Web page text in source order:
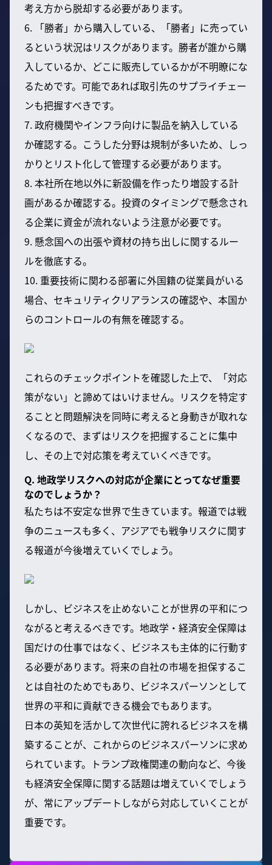
考え方から脱却する必要があります。
6. 「勝者」から購入している、「勝者」に売ってい
るという状況はリスクがあります。勝者が誰から購
入しているか、どこに販売しているかが不明瞭にな
るためです。可能であれば取引先のサプライチェー
ンも把握すべきです。
7. 政府機関やインフラ向けに製品を納入している
か確認する。こうした分野は規制が多いため、しっ
かりとリスト化して管理する必要があります。
8. 本社所在地以外に新設備を作ったり増設する計
画があるか確認する。投資のタイミングで懸念され
る企業に資金が流れないよう注意が必要です。
9. 懸念国への出張や資材の持ち出しに関するルー
ルを徹底する。
10. 重要技術に関わる部署に外国籍の従業員がいる
場合、セキュリティクリアランスの確認や、本国か
らのコントロールの有無を確認する。
これらのチェックポイントを確認した上で、「対応
策がない」と諦めてはいけません。リスクを特定す
ることと問題解決を同時に考えると身動きが取れな
くなるので、まずはリスクを把握することに集中
し、その上で対応策を考えていくべきです。
Q. 地政学リスクへの対応が企業にとってなぜ重要
なのでしょうか？
私たちは不安定な世界で生きています。報道では戦
争のニュースも多く、アジアでも戦争リスクに関す
る報道が今後増えていくでしょう。
しかし、ビジネスを止めないことが世界の平和につ
ながると考えるべきです。地政学・経済安全保障は
国だけの仕事ではなく、ビジネスも主体的に行動す
る必要があります。将来の自社の市場を担保するこ
とは自社のためでもあり、ビジネスパーソンとして
世界の平和に貢献できる機会でもあります。
日本の英知を活かして次世代に誇れるビジネスを構
築することが、これからのビジネスパーソンに求め
られています。トランプ政権関連の動向など、今後
も経済安全保障に関する話題は増えていくでしょう
が、常にアップデートしながら対応していくことが
重要です。